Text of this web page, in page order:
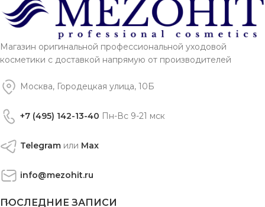
Магазин оригинальной профессиональной уходовой
косметики с доставкой напрямую от производителей
Москва, Городецкая улица, 10Б
+7 (495) 142-13-40 Пн-Вс 9-21 мск
Telegram или Max
info@mezohit.ru
ПОСЛЕДНИЕ ЗАПИСИ